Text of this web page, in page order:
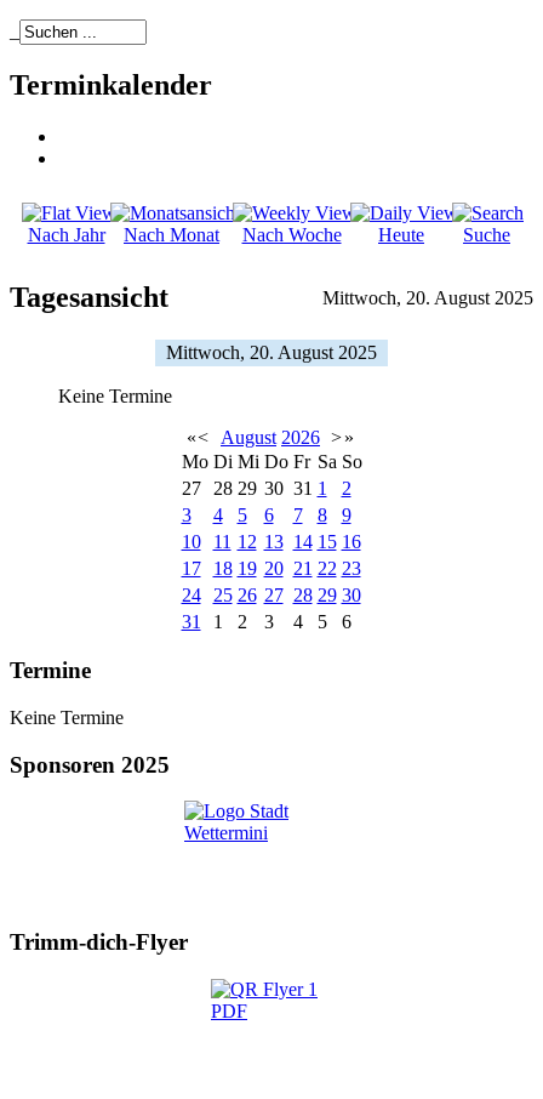
Terminkalender
Nach Jahr Nach Monat Nach Woche Heute Suche
Tagesansicht Mittwoch, 20. August 2025
Mittwoch, 20. August 2025
Keine Termine
«< August 2026 >»
Mo Di Mi Do Fr Sa So
27
28 29 30 31 1
2
3
4 5 6 7 8
9
10
11 12 13 14 15 16
17
18 19 20 21 22 23
24
25 26 27 28 29 30
31
1 2 3 4 5 6
Termine
Keine Termine
Sponsoren 2025
Trimm-dich-Flyer